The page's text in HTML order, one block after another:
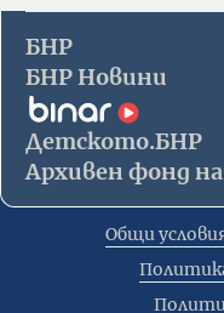
БНР
БНР Новини
Детското.БНР
Архивен фонд
Общи